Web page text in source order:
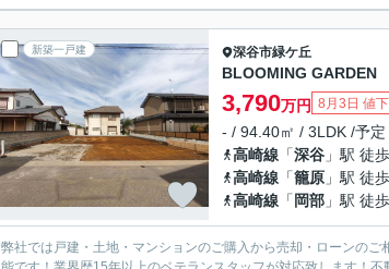
新築一戸建 深谷市緑ケ丘
BLOOMING GARDEN
3,790万円 8月3日 値
- / 94.40㎡ / 3LDK /予定
高崎線 「深谷 」駅 徒
高崎線 「籠原 」駅 徒
高崎線 「 岡部 」駅 徒
弊社では戸建・土地・マンションのご購入から売却・ローンの